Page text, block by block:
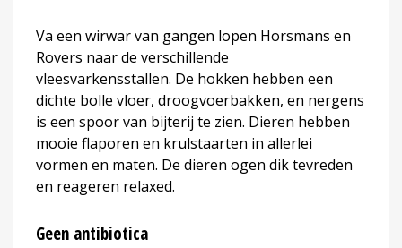
Va een wirwar van gangen lopen Horsmans en
Rovers naar de verschillende
vleesvarkensstallen. De hokken hebben een
dichte bolle vloer, droogvoerbakken, en nergens
is een spoor van bijterij te zien. Dieren hebben
mooie flaporen en krulstaarten in allerlei
vormen en maten. De dieren ogen dik tevreden
en reageren relaxed.
Geen antibiotica